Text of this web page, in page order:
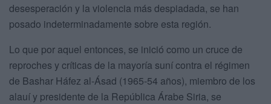
desesperación y la violencia más despiadada, se han
posado indeterminadamente sobre esta región.
Lo que por aquel entonces, se inició como un cruce de
reproches y críticas de la mayoría suní contra el régimen
de Bashar Háfez al-Ásad (1965-54 años), miembro de los
alauí y presidente de la República Árabe Siria, se